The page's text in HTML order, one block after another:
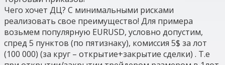
Чего хочет ДЦ? С минимальными рисками
реализовать свое преимущество! Для примера
возьмем популярную EURUSD, условно допустим,
спред 5 пунктов (по пятизнаку), комиссия 5$ за лот
(100 000) (за круг – открытие+закрытие сделки) . Т.е